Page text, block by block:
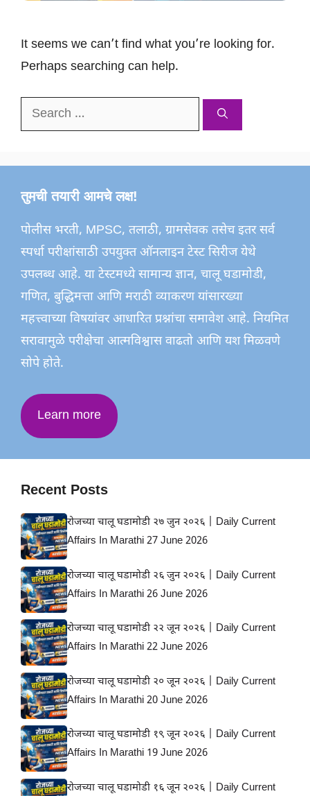
It seems we can’t find what you’re looking for.
Perhaps searching can help.
Search
for:
तुमची तयारी आमचे लक्ष!
पोलीस भरती, MPSC, तलाठी, ग्रामसेवक तसेच इतर सर्व
स्पर्धा परीक्षांसाठी उपयुक्त ऑनलाइन टेस्ट सिरीज येथे
उपलब्ध आहे. या टेस्टमध्ये सामान्य ज्ञान, चालू घडामोडी,
गणित, बुद्धिमत्ता आणि मराठी व्याकरण यांसारख्या
महत्त्वाच्या विषयांवर आधारित प्रश्नांचा समावेश आहे. नियमित
सरावामुळे परीक्षेचा आत्मविश्वास वाढतो आणि यश मिळवणे
सोपे होते.
Learn more
Recent Posts
रोजच्या चालू घडामोडी २७ जुन २०२६ | Daily Current
Affairs In Marathi 27 June 2026
रोजच्या चालू घडामोडी २६ जुन २०२६ | Daily Current
Affairs In Marathi 26 June 2026
रोजच्या चालू घडामोडी २२ जून २०२६ | Daily Current
Affairs In Marathi 22 June 2026
रोजच्या चालू घडामोडी २० जून २०२६ | Daily Current
Affairs In Marathi 20 June 2026
रोजच्या चालू घडामोडी १९ जून २०२६ | Daily Current
Affairs In Marathi 19 June 2026
रोजच्या चालू घडामोडी १६ जून २०२६ | Daily Current